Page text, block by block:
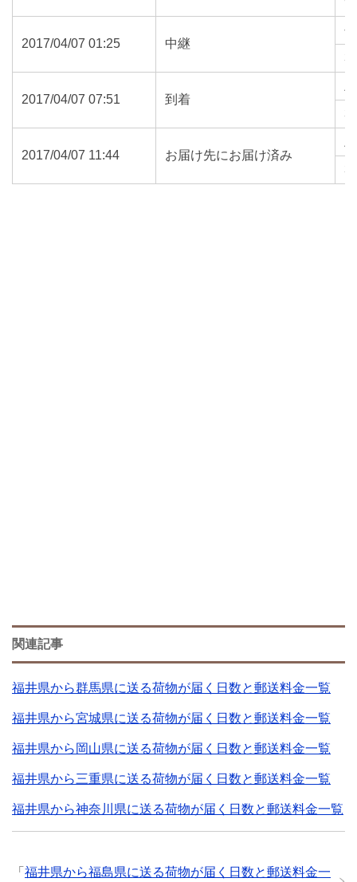
2017/04/07 01:25 中継
2017/04/07 07:51 到着
2017/04/07 11:44 お届け先にお届け済み
関連記事
福井県から群馬県に送る荷物が届く日数と郵送料金一覧
福井県から宮城県に送る荷物が届く日数と郵送料金一覧
福井県から岡山県に送る荷物が届く日数と郵送料金一覧
福井県から三重県に送る荷物が届く日数と郵送料金一覧
福井県から神奈川県に送る荷物が届く日数と郵送料金一覧
「 福井県から福島県に送る荷物が届く日数と郵送料金一